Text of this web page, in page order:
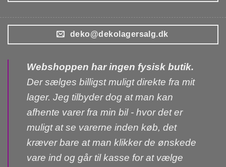
deko@dekolagersalg.dk
Webshoppen har ingen fysisk butik.
Der sælges billigst muligt direkte fra mit
lager. Jeg tilbyder dog at man kan
afhente varer fra min bil - hvor det er
muligt at se varerne inden køb, det
kræver bare at man klikker de ønskede
vare ind og går til kasse for at vælge